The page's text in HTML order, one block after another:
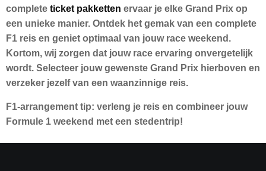
complete ticket pakketten ervaar je elke Grand Prix op
een unieke manier. Ontdek het gemak van een complete
F1 reis en geniet optimaal van jouw race weekend.
Kortom, wij zorgen dat jouw race ervaring onvergetelijk
wordt. Selecteer jouw gewenste Grand Prix hierboven en
verzeker jezelf van een waanzinnige reis.
F1-arrangement tip: verleng je reis en combineer jouw
Formule 1 weekend met een stedentrip!